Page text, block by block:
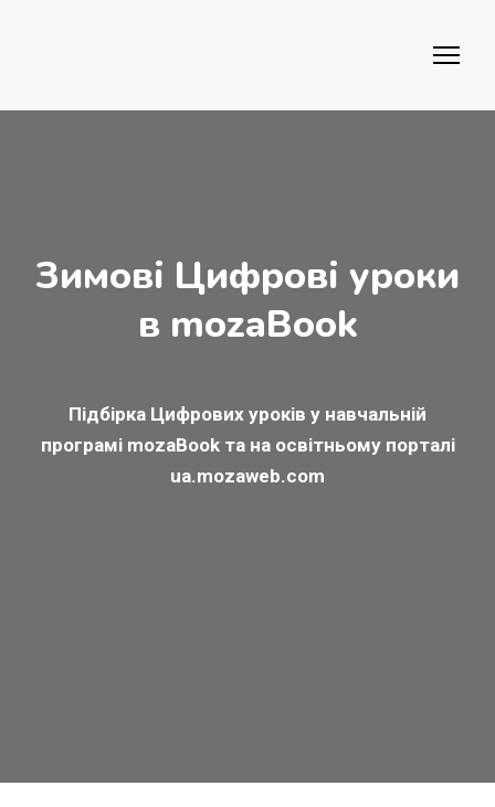
Зимові Цифрові уроки
в mozaBook
Підбірка Цифрових уроків у навчальній
програмі mozaBook та на освітньому порталі
ua.mozaweb.com